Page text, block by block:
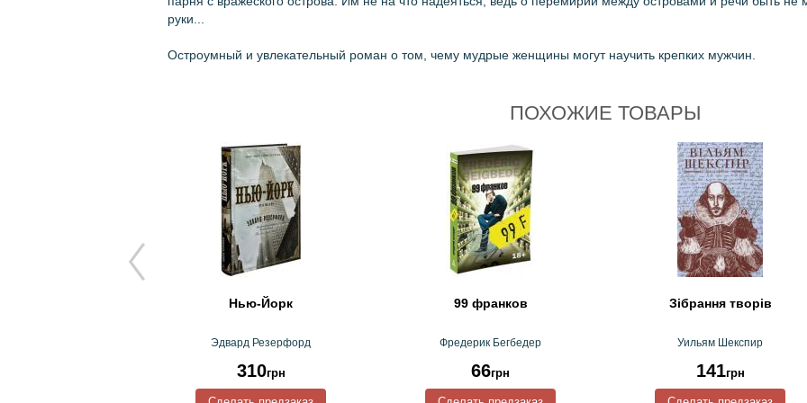
руки...
Остроумный и увлекательный роман о том, чему мудрые женщины могут научить крепких мужчин.
ПОХОЖИЕ ТОВАРЫ
Нью-Йорк
Эдвард Резерфорд
310грн
99 франков
Фредерик Бегбедер
66грн
Зібрання творів
Уильям Шекспир
141грн